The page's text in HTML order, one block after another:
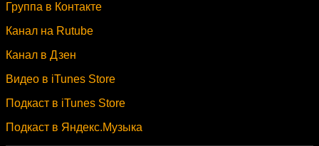
Группа в Контакте
Канал на Rutube
Канал в Дзен
Видео в iTunes Store
Подкаст в iTunes Store
Подкаст в Яндекс.Музыка